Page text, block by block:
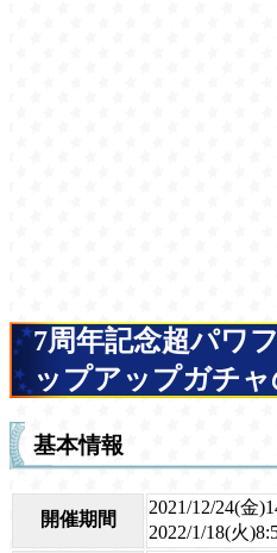
7周年記念超パワ
ップアップガチ
基本情報
開催期間
2021/12/24(金
2022/1/18(火